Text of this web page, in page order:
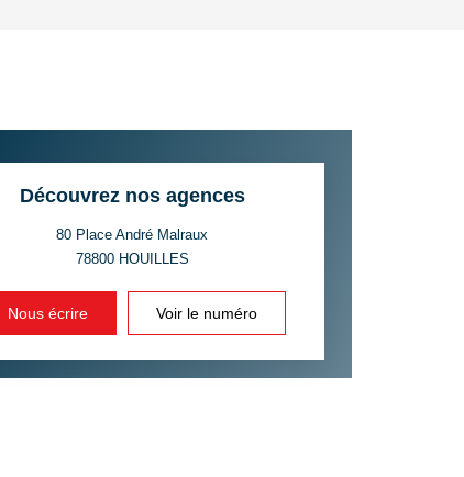
Découvrez nos agences
80 Place André Malraux
78800 HOUILLES
Nous écrire Voir le numéro